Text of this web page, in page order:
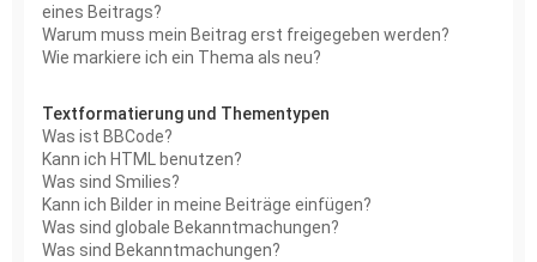
eines Beitrags?
Warum muss mein Beitrag erst freigegeben werden?
Wie markiere ich ein Thema als neu?
Textformatierung und Thementypen
Was ist BBCode?
Kann ich HTML benutzen?
Was sind Smilies?
Kann ich Bilder in meine Beiträge einfügen?
Was sind globale Bekanntmachungen?
Was sind Bekanntmachungen?